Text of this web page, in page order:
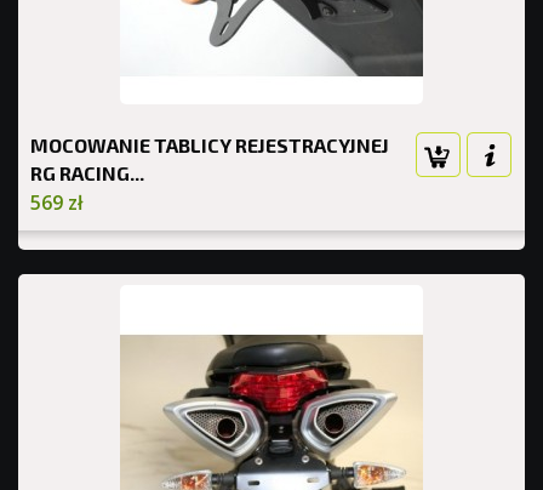
MOCOWANIE TABLICY REJESTRACYJNEJ
RG RACING...
569 zł